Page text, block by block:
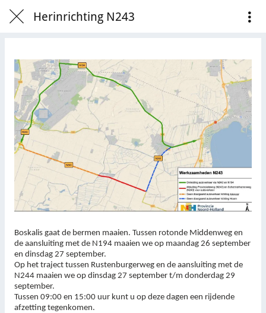
Herinrichting N243
Boskalis gaat de bermen maaien. Tussen rotonde Middenweg en
de aansluiting met de N194 maaien we op maandag 26 september
en dinsdag 27 september.
Op het traject tussen Rustenburgerweg en de aansluiting met de
N244 maaien we op dinsdag 27 september t/m donderdag 29
september.
Tussen 09:00 en 15:00 uur kunt u op deze dagen een rijdende
afzetting tegenkomen.